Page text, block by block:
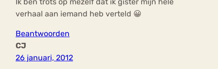
verhaal aan iemand heb verteld 😀
Beantwoorden
CJ
26 januari, 2012